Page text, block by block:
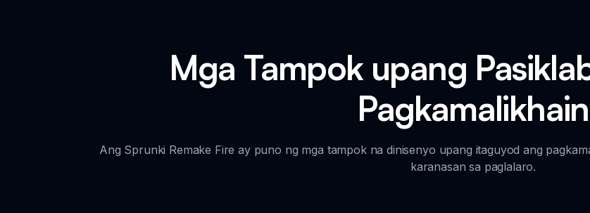
Mga Tampok upang
Pagkamalikhain
Ang Sprunki Remake Fire ay puno ng mga tampok na dinisenyo upang itaguyod ang
karanasan sa paglalaro.